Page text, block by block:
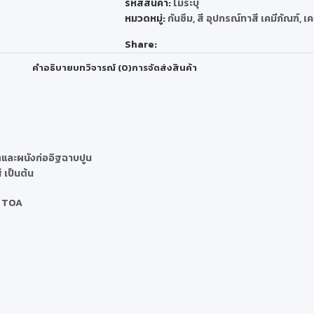
หมวดหมู่:กันซึม,สี อุปกรณ์ทาสี เคมีภัณฑ์,เ
Share:
คำอธิบายบทวิจารณ์ (0)การจัดส่งสินค้า
ละผนังก่ออิฐฉาบปูน
เป็นต้น